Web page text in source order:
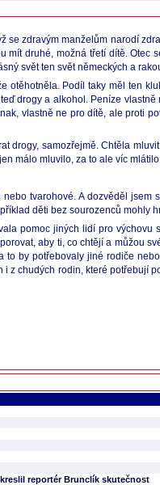
se zdravým manželům narodí
druhé, možná třetí dítě.
svět ten svět německých a
otěhotněla. Podíl taky měl ten
drogy a alkohol. Peníze
vlastně ne pro dítě, ale proti
drogy, samozřejmě. Chtěla
málo mluvilo, za to ale víc
tvarohové. A dozvěděl
děti bez sourozenců mohly
pomoc jiných lidí pro
aby ti, co chtějí a můžou
by potřebovaly jiné rodiče
z chudých rodin, které
reportér Brunclík skutečnost